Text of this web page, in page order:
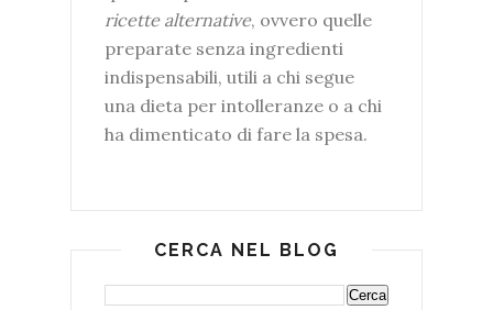
ricette alternative, ovvero quelle
preparate senza ingredienti
indispensabili, utili a chi segue
una dieta per intolleranze o a chi
ha dimenticato di fare la spesa.
CERCA NEL BLOG